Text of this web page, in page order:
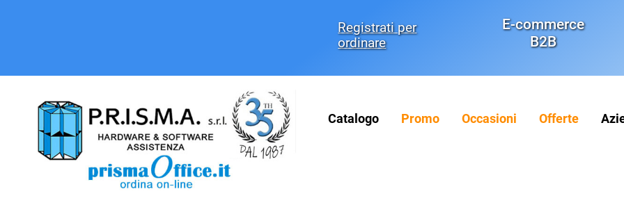
Registrati per
ordinare
E-commerce
B2B
Catalogo Promo Occasioni Offerte